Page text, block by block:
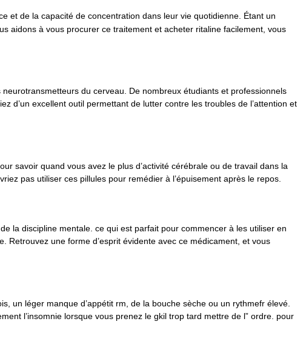
et de la capacité de concentration dans leur vie quotidienne. Étant un
aidons à vous procurer ce traitement et acheter ritaline facilement, vous
du cerveau. De nombreux étudiants et professionnels
d’un excellent outil permettant de lutter contre les troubles de l’attention et
savoir quand vous avez le plus d’activité cérébrale ou de travail dans la
pas utiliser ces pillules pour remédier à l’épuisement après le repos.
la discipline mentale. ce qui est parfait pour commencer à les utiliser en
Retrouvez une forme d’esprit évidente avec ce médicament, et vous
un léger manque d’appétit rm, de la bouche sèche ou un rythmefr élevé.
l’insomnie lorsque vous prenez le gkil trop tard mettre de l” ordre. pour